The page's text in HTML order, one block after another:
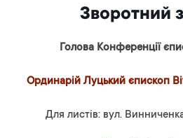
Зворотний
Голова Конференції
Ординарій Луцький єпископ
Для листів: вул.